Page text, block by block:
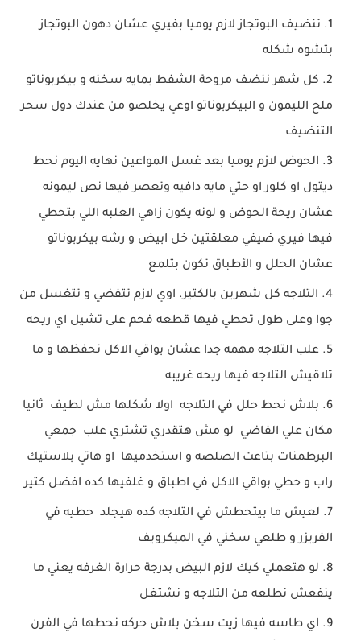
تنضيف البوتجاز لازم يوميا بفيري عشان دهون البوتجاز
بتشوه شكله
كل شهر ننضف مروحة الشفط بمايه سخنه و بيكربوناتو
ملح الليمون و البيكربوناتو اوعي يخلصو من عندك دول سحر
التنضيف
الحوض لازم يوميا بعد غسل المواعين نهايه اليوم نحط
ديتول او كلور او حتي مايه دافيه وتعصر فيها نص ليمونه
عشان ريحة الحوض و لونه يكون زاهي العلبه اللي بتحطي
فيها فيري ضيفي معلقتين خل ابيض و رشه بيكربوناتو
عشان الحلل و الأطباق تكون بتلمع
التلاجه كل شهرين بالكتير. اوي لازم تتفضي و تتغسل من
جوا وعلى طول تحطي فيها قطعه فحم على تشيل اي ريحه
علب التلاجه مهمه جدا عشان بواقي الاكل نحفظها و ما
تلاقيش التلاجه فيها ريحه غريبه
بلاش نحط حلل في التلاجه اولا شكلها مش لطيف ثانيا
مكان علي الفاضي لو مش هتقدري تشتري علب جمعي
البرطمنات بتاعت الصلصه و استخدميها او هاتي بلاستيك
راب و حطي بواقي الاكل في اطباق و غلفيها كده افضل كتير
لعيش ما بيتحطش في التلاجه كده هيجلد حطيه في
الفريزر و طلعي سخني في الميكرويف
لو هتعملي كيك لازم البيض بدرجة حرارة الغرفه يعني ما
ينفعش نطلعه من التلاجه و نشتغل
اي طاسه فيها زيت سخن بلاش حركه نحطها في الفرن